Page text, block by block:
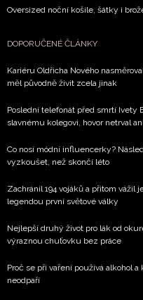
Oversized noční košile, šátky i
DOPORUČENÉ ČLÁNKY
Kariéru Oldřicha Nového
měl původně živit zcela jinak
Poslední telefonát před smrtí Ivety
slavnému kolegovi, hovor netrval
Co nosí módní influencerky?
vyzkoušet, než skončí léto
Zachránil 194 vojáků a přitom vážil
legendou první světové války
Nejlepší druhý život pro lák od
výraznou chuťovku bez práce
Proč se při vaření používá alkohol
neodpaří